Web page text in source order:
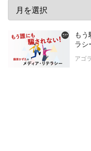
も
ラシ
アゴ